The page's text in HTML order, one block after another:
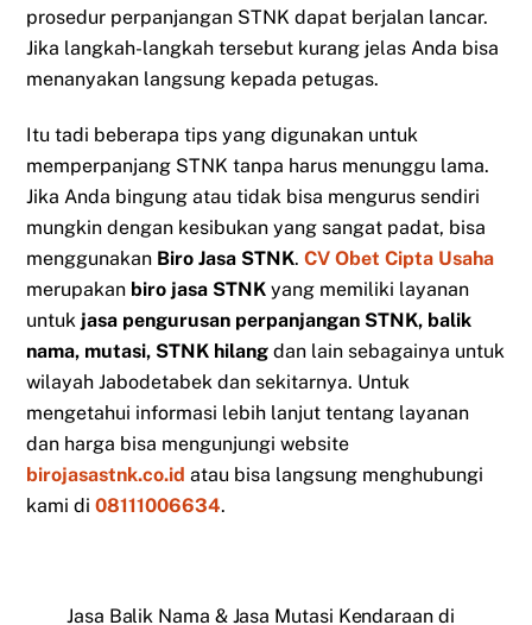
prosedur perpanjangan STNK dapat berjalan lancar.
Jika langkah-langkah tersebut kurang jelas Anda bisa
menanyakan langsung kepada petugas.
Itu tadi beberapa tips yang digunakan untuk
memperpanjang STNK tanpa harus menunggu lama.
Jika Anda bingung atau tidak bisa mengurus sendiri
mungkin dengan kesibukan yang sangat padat, bisa
menggunakan Biro Jasa STNK.CV Obet Cipta Usaha
merupakan biro jasa STNK yang memiliki layanan
untuk jasa pengurusan perpanjangan STNK, balik
nama, mutasi, STNK hilangdan lain sebagainya untuk
wilayah Jabodetabek dan sekitarnya. Untuk
mengetahui informasi lebih lanjut tentang layanan
dan harga bisa mengunjungi website
birojasastnk.co.id atau bisa langsung menghubungi
kami di08111006634.
Jasa Balik Nama & Jasa Mutasi Kendaraan di